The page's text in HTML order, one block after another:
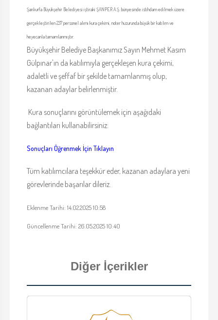
Şanlıurfa Büyükşehir Belediyesi iştiraki ŞANPER A.Ş. bünyesinde istihdam edilmek üzere
gerçekleştirilen 237 personel alımı kura çekimi, noter huzurunda büyük bir katılım ve
heyecanla tamamlanmıştır.
Büyükşehir Belediye Başkanımız Sayın Mehmet Kasım
Gülpınar'ın da katılımıyla gerçekleşen kura çekimi,
adaletli ve şeffaf bir şekilde tamamlanmış olup,
kazanan adaylar belirlenmiştir.
Kura sonuçlarını görüntülemek için aşağıdaki
bağlantıları kullanabilirsiniz:
Sonuçları Öğrenmek İçin Tıklayın
Tüm katılımcılara teşekkür eder, kazanan adaylara yeni
görevlerinde başarılar dileriz.
Eklenme Tarihi: 14.02.2025 10:58
Güncellenme Tarihi: 26.05.2025 10:40
Diğer İçerikler